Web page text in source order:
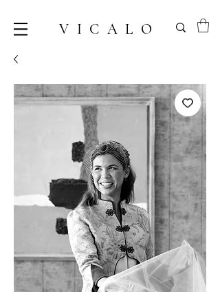
VICALO